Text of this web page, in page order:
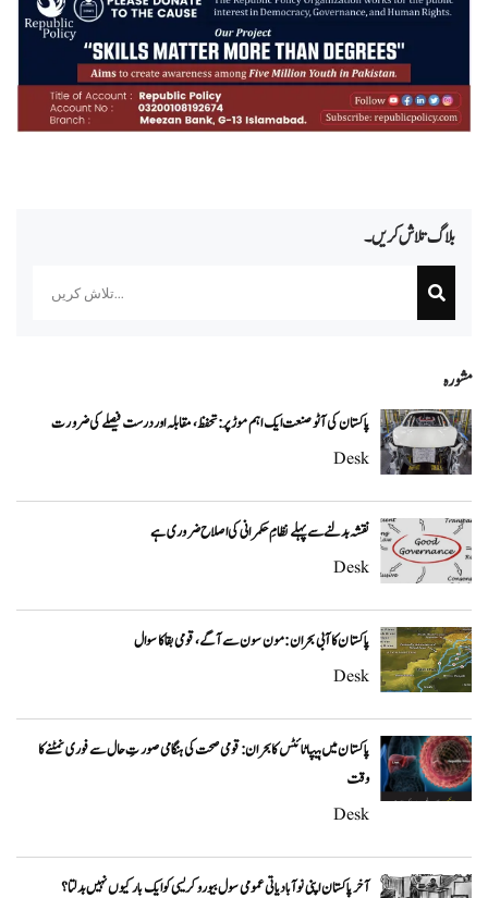
بلاگ تلاش کریں۔
مشورہ
پاکستان کی آٹو صنعت ایک اہم موڑ پر: تحفظ، مقابلہ اور درست فیصلے کی ضرورت
Desk
نقشہ بدلنے سے پہلے نظامِ حکمرانی کی اصلاح ضروری ہے
Desk
پاکستان کا آبی بحران: مون سون سے آگے، قومی بقا کا سوال
Desk
پاکستان میں ہیپاٹائٹس کا بحران: قومی صحت کی ہنگامی صورتِ حال سے فوری نمٹنے کا
وقت
Desk
آخر پاکستان اپنی نوآبادیاتی عمومی سول بیوروکریسی کو ایک بار کیوں نہیں بدلتا؟